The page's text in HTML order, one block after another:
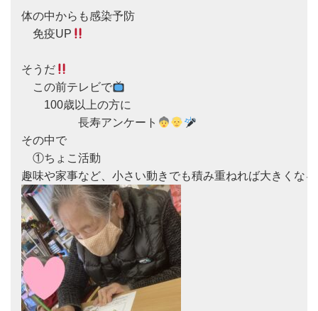
体の中からも感染予防
免疫UP
そうだ
この前テレビで
100歳以上の方に
長寿アンケート
その中で
①ちょこ活動